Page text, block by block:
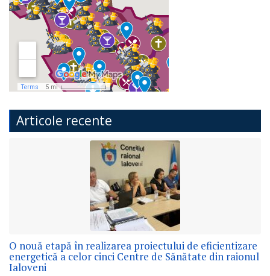
Articole recente
O nouă etapă în realizarea proiectului de eficientizare
energetică a celor cinci Centre de Sănătate din raionul
Ialoveni